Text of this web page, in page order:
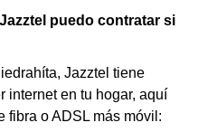
puedo contratar si
Jazztel tiene
internet en tu hogar, aquí
fibra o ADSL más móvil: